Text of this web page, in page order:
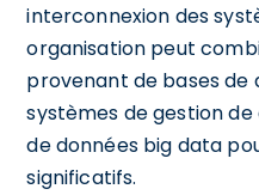
interconnexion des
organisation peut
provenant de bases de
systèmes de gestion
de données big data
significatifs.